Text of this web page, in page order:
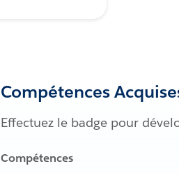
Compétences
Effectuez le badge pour
Compétences